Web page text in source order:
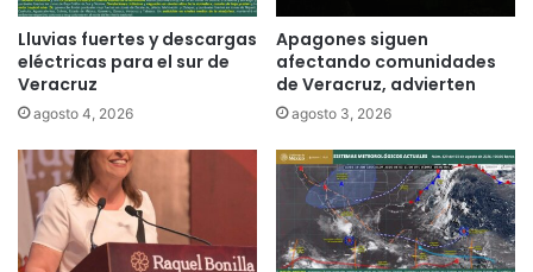
Lluvias fuertes y descargas
eléctricas para el sur de
Veracruz
agosto 4, 2026
Apagones siguen
afectando comunidades
de Veracruz, advierten
agosto 3, 2026